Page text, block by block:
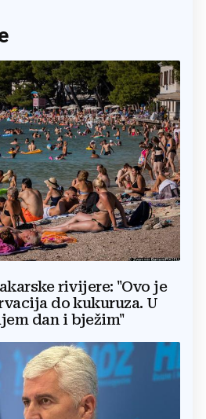
rivijere: "Ovo je
do kukuruza. U
dan i bježim"